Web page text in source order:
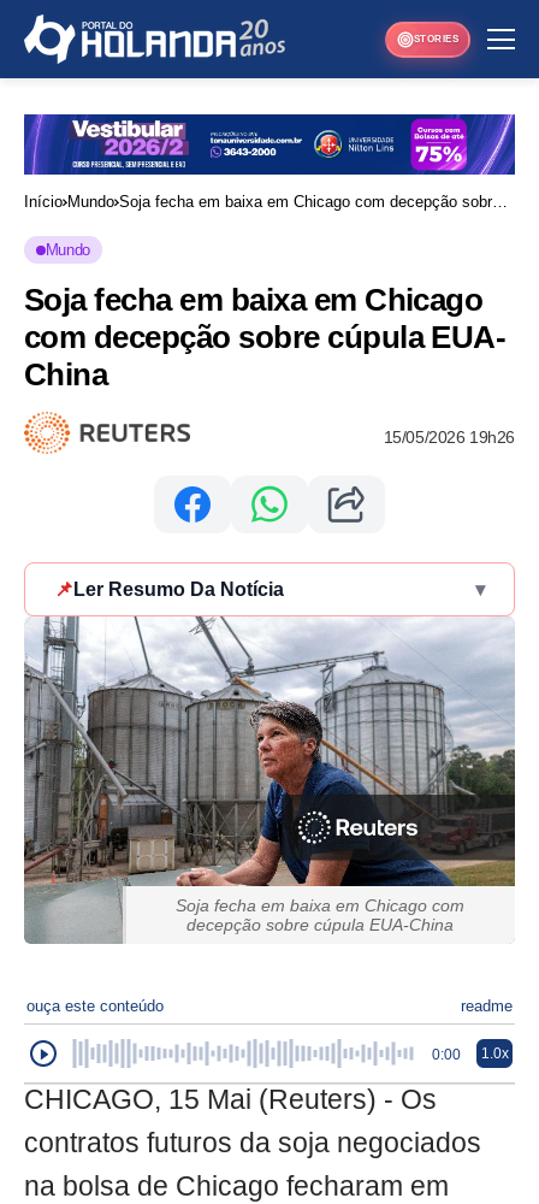
STORIES
Início Mundo Soja fecha em baixa em Chicago com decepção sobre
Mundo
Soja fecha em baixa em Chicago
com decepção sobre cúpula EUA-
China
15/05/2026 19h26
📌 Ler Resumo Da Notícia ▾
Soja fecha em baixa em Chicago com
decepção sobre cúpula EUA-China
ouça este conteúdo readme
0:00 1.0x
CHICAGO, 15 Mai (Reuters) - Os
contratos futuros da soja negociados
na bolsa de Chicago fecharam em